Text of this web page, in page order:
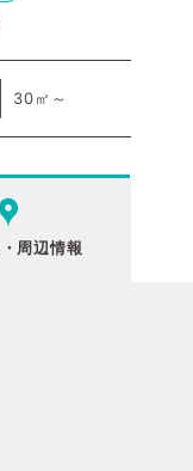
30㎡～
・ 周辺情報